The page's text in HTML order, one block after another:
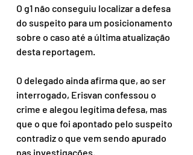
O g1 não conseguiu localizar a defesa
do suspeito para um posicionamento
sobre o caso até a última atualização
desta reportagem.
O delegado ainda afirma que, ao ser
interrogado, Erisvan confessou o
crime e alegou legítima defesa, mas
que o que foi apontado pelo suspeito
contradiz o que vem sendo apurado
nas investigações.